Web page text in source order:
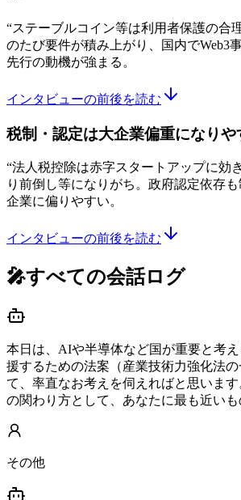
“ステーブルコイン等は利用者保護の合
のたび要件が積み上がり、国内でWeb3
先行の動機が強まる。
インタビューの前後を読む
税制・認定は大企業偏重になり
“法人税控除は赤字スタートアップに効
り前倒し等になりがち。政府認定依存
企業に偏りやすい。
インタビューの前後を読む
🎤すべての会話ログ
本日は、AIや半導体など国が重要と考
援するための法案（産業技術力強化法
て、率直なお考えを伺えればと思いま
の関わり方として、あなたに最も近いも
その他